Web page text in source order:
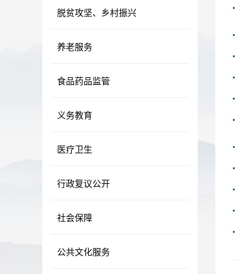
脱贫攻坚、乡村振兴
养老服务
食品药品监管
义务教育
医疗卫生
行政复议公开
社会保障
公共文化服务